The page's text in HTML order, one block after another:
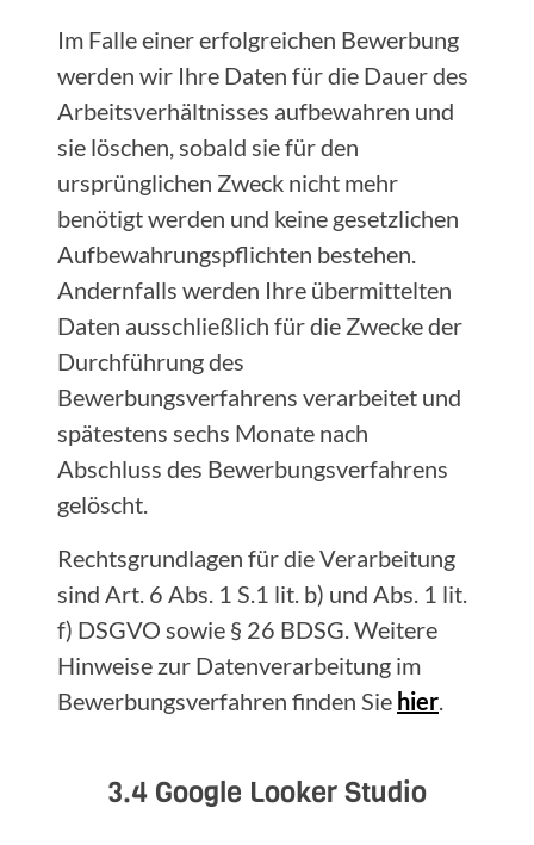
Im Falle einer erfolgreichen Bewerbung
werden wir Ihre Daten für die Dauer des
Arbeitsverhältnisses aufbewahren und
sie löschen, sobald sie für den
ursprünglichen Zweck nicht mehr
benötigt werden und keine gesetzlichen
Aufbewahrungspflichten bestehen.
Andernfalls werden Ihre übermittelten
Daten ausschließlich für die Zwecke der
Durchführung des
Bewerbungsverfahrens verarbeitet und
spätestens sechs Monate nach
Abschluss des Bewerbungsverfahrens
gelöscht.
Rechtsgrundlagen für die Verarbeitung
sind Art. 6 Abs. 1 S.1 lit. b) und Abs. 1 lit.
f) DSGVO sowie § 26 BDSG. Weitere
Hinweise zur Datenverarbeitung im
Bewerbungsverfahren finden Sie hier.
3.4 Google Looker Studio